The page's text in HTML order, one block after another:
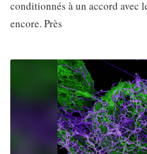
conditionnés à un accord avec
encore. Près